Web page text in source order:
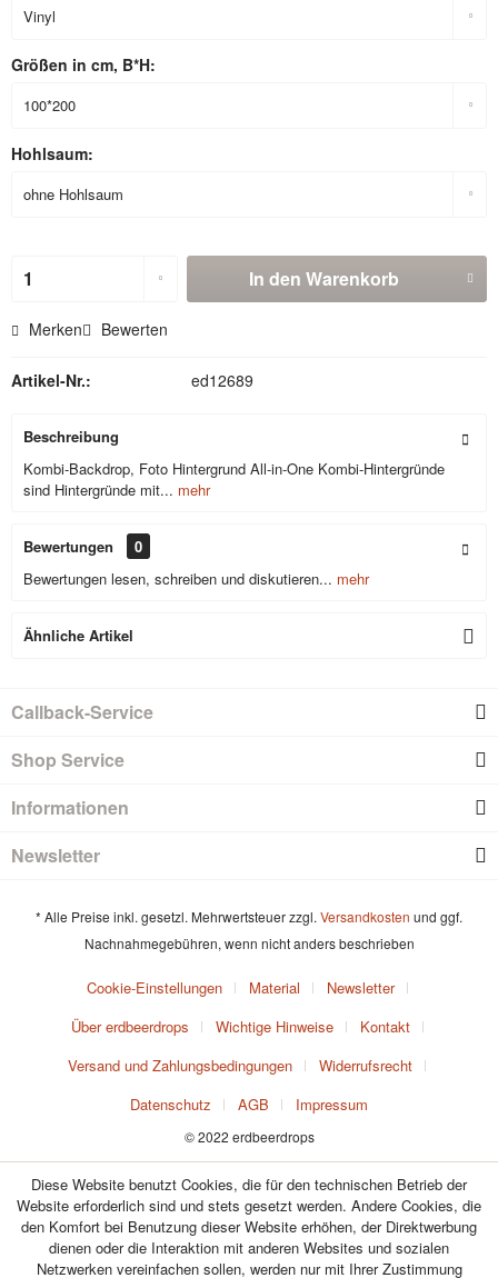
Größen in cm, B*H:
Hohlsaum:
In den Warenkorb
Merken Bewerten
Artikel-Nr.: ed12689
Beschreibung
Kombi-Backdrop, Foto Hintergrund All-in-One Kombi-Hintergründe
sind Hintergründe mit... mehr
Bewertungen
0
Bewertungen lesen, schreiben und diskutieren... mehr
Ähnliche Artikel
Callback-Service
Shop Service
Informationen
Newsletter
* Alle Preise inkl. gesetzl. Mehrwertsteuer zzgl. Versandkosten und ggf.
Nachnahmegebühren, wenn nicht anders beschrieben
Cookie-Einstellungen Material
Newsletter
Über erdbeerdrops
Wichtige Hinweise
Kontakt
Versand und Zahlungsbedingungen
Widerrufsrecht
Datenschutz
AGB Impressum
© 2022 erdbeerdrops
Diese Website benutzt Cookies, die für den technischen Betrieb der
Website erforderlich sind und stets gesetzt werden. Andere Cookies, die
den Komfort bei Benutzung dieser Website erhöhen, der Direktwerbung
dienen oder die Interaktion mit anderen Websites und sozialen
Netzwerken vereinfachen sollen, werden nur mit Ihrer Zustimmung